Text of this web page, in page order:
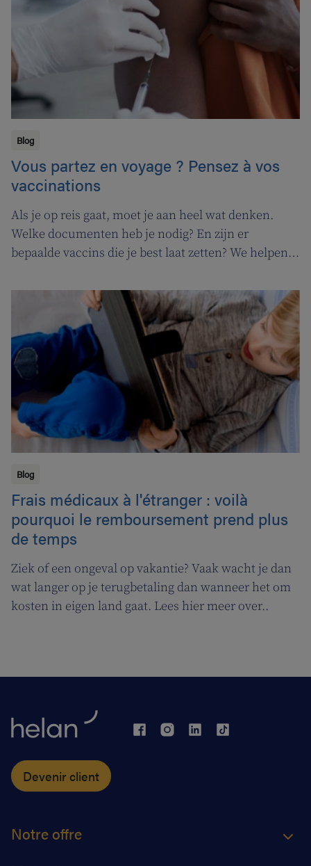
Blog
Vous partez en voyage ? Pensez à vos
vaccinations
Als je op reis gaat, moet je aan heel wat denken.
Welke documenten heb je nodig? En zijn er
bepaalde vaccins die je best laat zetten? We helpen
Blog
Frais médicaux à l'étranger : voilà
pourquoi le remboursement prend plus
de temps
Ziek of een ongeval op vakantie? Vaak wacht je dan
wat langer op je terugbetaling dan wanneer het om
kosten in eigen land gaat. Lees hier meer over..
Devenir client
Notre offre